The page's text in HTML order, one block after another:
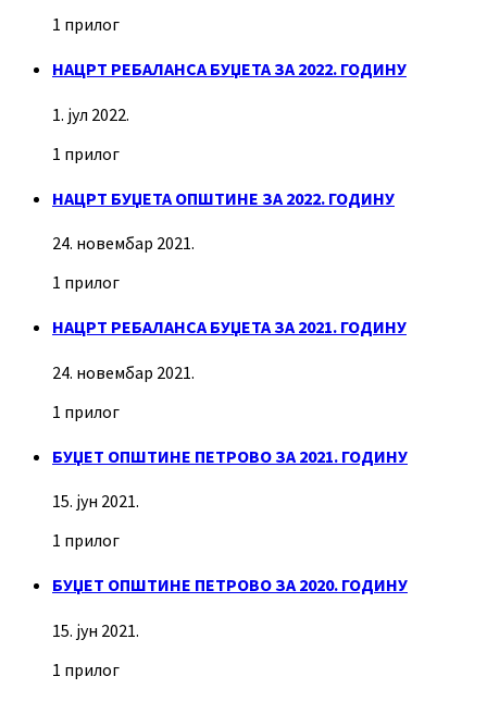
1 прилог
НАЦРТ РЕБАЛАНСА БУЏЕТА ЗА 2022. ГОДИНУ
1. јул 2022.
1 прилог
НАЦРТ БУЏЕТА ОПШТИНЕ ЗА 2022. ГОДИНУ
24. новембар 2021.
1 прилог
НАЦРТ РЕБАЛАНСА БУЏЕТА ЗА 2021. ГОДИНУ
24. новембар 2021.
1 прилог
БУЏЕТ ОПШТИНЕ ПЕТРОВО ЗА 2021. ГОДИНУ
15. јун 2021.
1 прилог
БУЏЕТ ОПШТИНЕ ПЕТРОВО ЗА 2020. ГОДИНУ
15. јун 2021.
1 прилог